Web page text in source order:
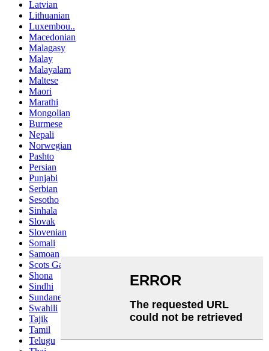
Latvian
Lithuanian
Luxembou..
Macedonian
Malagasy
Malay
Malayalam
Maltese
Maori
Marathi
Mongolian
Burmese
Nepali
Norwegian
Pashto
Persian
Punjabi
Serbian
Sesotho
Sinhala
Slovak
Slovenian
Somali
Samoan
Scots Gaelic
Shona
Sindhi
Sundanese
Swahili
Tajik
Tamil
Telugu